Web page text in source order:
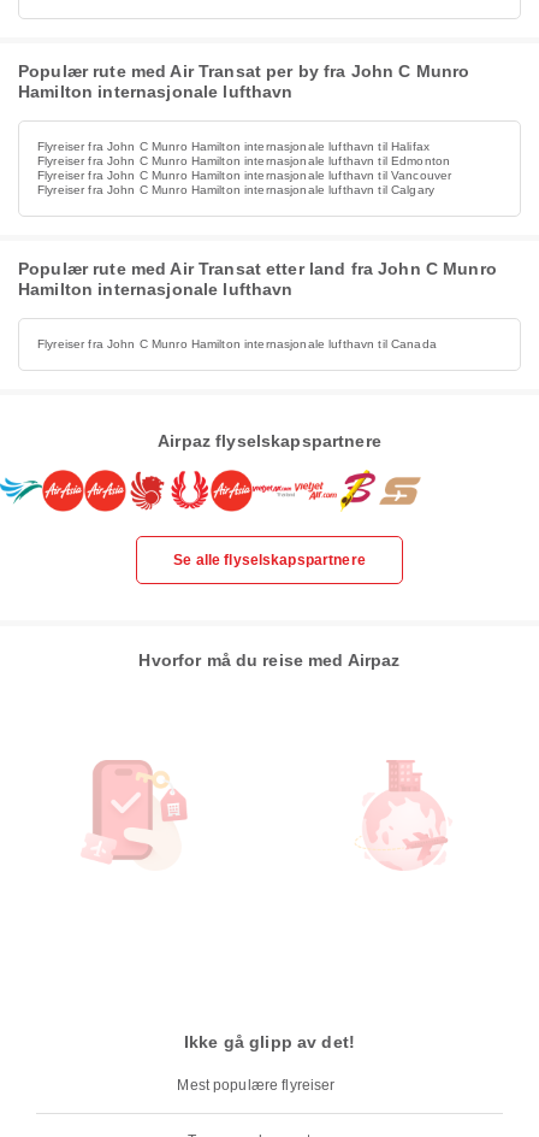
Populær rute med Air Transat per by fra John C Munro
Hamilton internasjonale lufthavn
Flyreiser fra John C Munro Hamilton internasjonale lufthavn til Halifax
Flyreiser fra John C Munro Hamilton internasjonale lufthavn til Edmonton
Flyreiser fra John C Munro Hamilton internasjonale lufthavn til Vancouver
Flyreiser fra John C Munro Hamilton internasjonale lufthavn til Calgary
Populær rute med Air Transat etter land fra John C Munro
Hamilton internasjonale lufthavn
Flyreiser fra John C Munro Hamilton internasjonale lufthavn til Canada
Airpaz flyselskapspartnere
Se alle flyselskapspartnere
Hvorfor må du reise med Airpaz
Ikke gå glipp av det!
Mest populære flyreiser